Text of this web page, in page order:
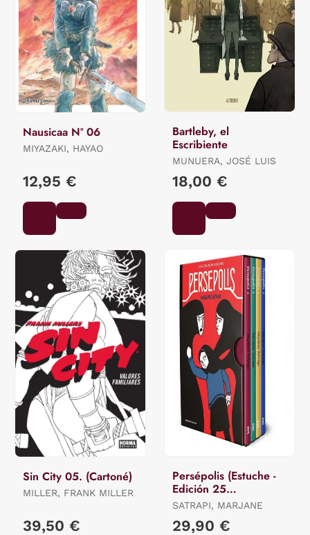
Nausicaa Nº 06
MIYAZAKI, HAYAO
12,95 €
Bartleby, el
Escribiente
MUNUERA, JOSÉ LUIS
18,00 €
Sin City 05. (Cartoné)
MILLER, FRANK MILLER
39,50 €
Persépolis (Estuche -
Edición 25
Aniversario)
SATRAPI, MARJANE
29,90 €